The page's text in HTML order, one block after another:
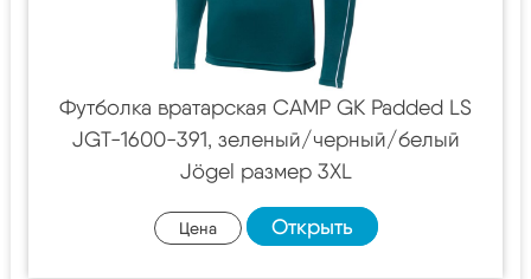
Футболка вратарская CAMP GK Padded LS
JGT-1600-391, зеленый/черный/белый
Jögel размер 3XL
Цена Открыть